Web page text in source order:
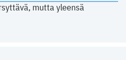
mutta yleensä